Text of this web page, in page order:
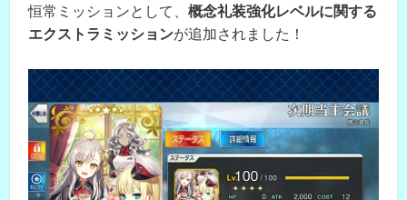
恒常ミッションとして、 概念礼装強化レベルに関する
エクストラミッションが追加されました！